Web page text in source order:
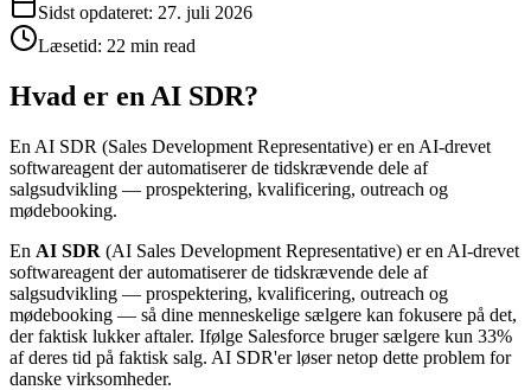
Sidst opdateret: 27. juli 2026
Læsetid: 22 min read
Hvad er en AI SDR?
En AI SDR (Sales Development Representative) er en AI-drevet
softwareagent der automatiserer de tidskrævende dele af
salgsudvikling — prospektering, kvalificering, outreach og
mødebooking.
En AI SDR (AI Sales Development Representative) er en AI-drevet
softwareagent der automatiserer de tidskrævende dele af
salgsudvikling — prospektering, kvalificering, outreach og
mødebooking — så dine menneskelige sælgere kan fokusere på det,
der faktisk lukker aftaler. Ifølge Salesforce bruger sælgere kun 33%
af deres tid på faktisk salg. AI SDR'er løser netop dette problem for
danske virksomheder.